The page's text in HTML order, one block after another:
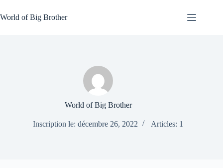
au
contenu
World of Big Brother
World of Big Brother
Inscription le: décembre 26, 2022 Articles: 1